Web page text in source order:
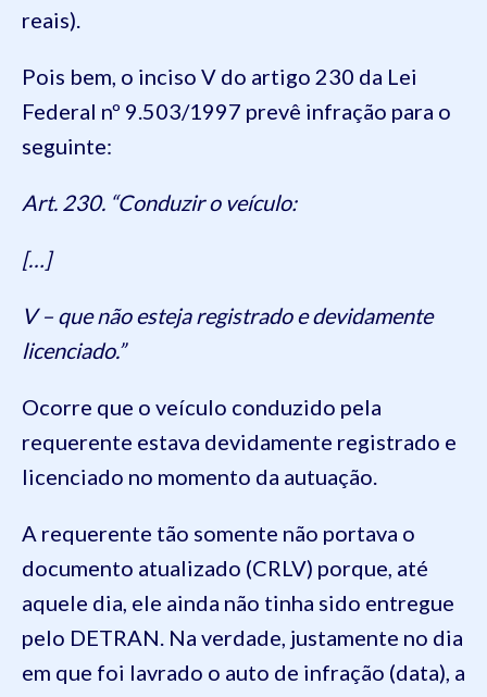
reais).
Pois bem, o inciso V do artigo 230 da Lei
Federal nº 9.503/1997 prevê infração para o
seguinte:
Art. 230. “Conduzir o veículo:
[…]
V – que não esteja registrado e devidamente
licenciado.”
Ocorre que o veículo conduzido pela
requerente estava devidamente registrado e
licenciado no momento da autuação.
A requerente tão somente não portava o
documento atualizado (CRLV) porque, até
aquele dia, ele ainda não tinha sido entregue
pelo DETRAN. Na verdade, justamente no dia
em que foi lavrado o auto de infração (data), a